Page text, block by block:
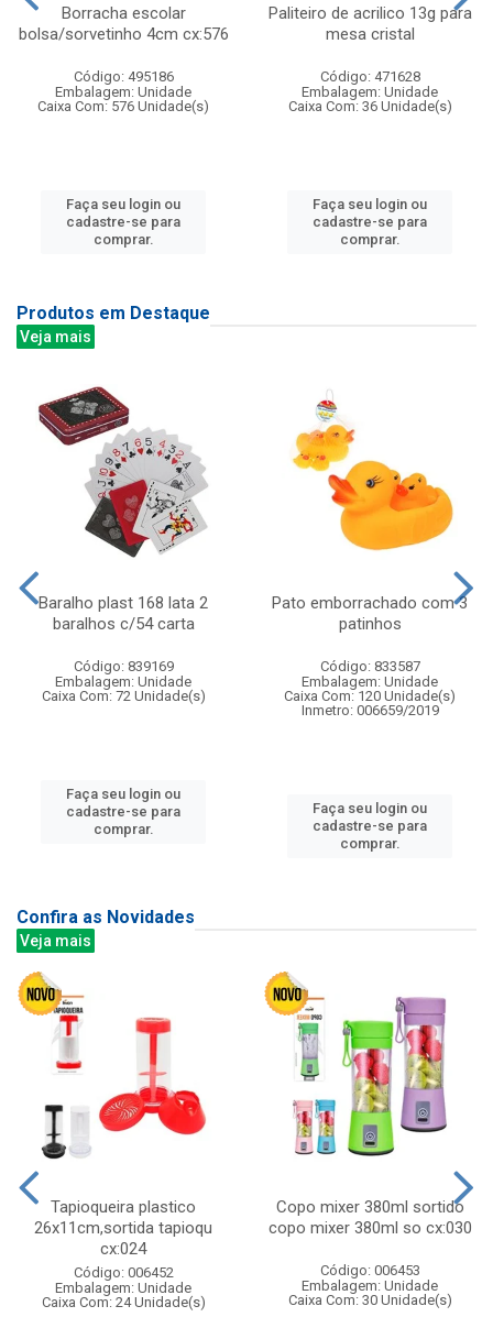
Borracha escolar
bolsa/sorvetinho 4cm cx:576
Código: 495186
Embalagem: Unidade
Caixa Com: 576 Unidade(s)
Faça seu login ou
cadastre-se para
comprar.
Paliteiro de acrilico 13g para
mesa cristal
Código: 471628
Embalagem: Unidade
Caixa Com: 36 Unidade(s)
Faça seu login ou
cadastre-se para
comprar.
Produtos em Destaque
Veja mais
Baralho plast 168 lata 2
baralhos c/54 carta
Código: 839169
Embalagem: Unidade
Caixa Com: 72 Unidade(s)
Faça seu login ou
cadastre-se para
comprar.
Pato emborrachado com 3
patinhos
Código: 833587
Embalagem: Unidade
Caixa Com: 120 Unidade(s)
Inmetro: 006659/2019
Faça seu login ou
cadastre-se para
comprar.
Confira as Novidades
Veja mais
Tapioqueira plastico
26x11cm,sortida tapioqu
cx:024
Código: 006452
Embalagem: Unidade
Caixa Com: 24 Unidade(s)
Copo mixer 380ml sortido
copo mixer 380ml so cx:030
Código: 006453
Embalagem: Unidade
Caixa Com: 30 Unidade(s)